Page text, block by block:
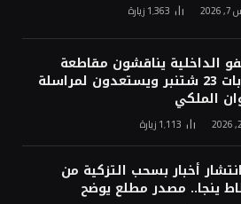
1٬363 زيارة
الداخلية يناقشون مقاطعة
انتخابات 23 شتنبر ويستعدون لمراسلة
الملكي
1٬113 زيارة
أخبار بسحب التزكية من
ينجا.. مصدر مطلع يوضح